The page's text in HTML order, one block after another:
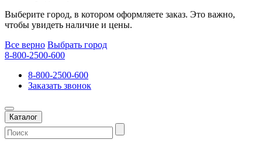
Выберите город, в котором оформляете заказ. Это важно,
чтобы увидеть наличие и цены.
Все верно Выбрать город
8-800-2500-600
8-800-2500-600
Заказать звонок
Каталог